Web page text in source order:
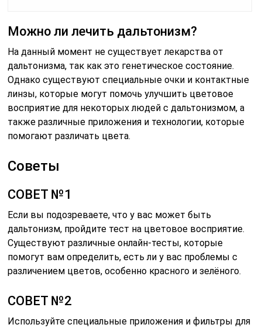
Можно ли лечить дальтонизм?
На данный момент не существует лекарства от
дальтонизма, так как это генетическое состояние.
Однако существуют специальные очки и контактные
линзы, которые могут помочь улучшить цветовое
восприятие для некоторых людей с дальтонизмом, а
также различные приложения и технологии, которые
помогают различать цвета.
Советы
СОВЕТ №1
Если вы подозреваете, что у вас может быть
дальтонизм, пройдите тест на цветовое восприятие.
Существуют различные онлайн-тесты, которые
помогут вам определить, есть ли у вас проблемы с
различением цветов, особенно красного и зелёного.
СОВЕТ №2
Используйте специальные приложения и фильтры для